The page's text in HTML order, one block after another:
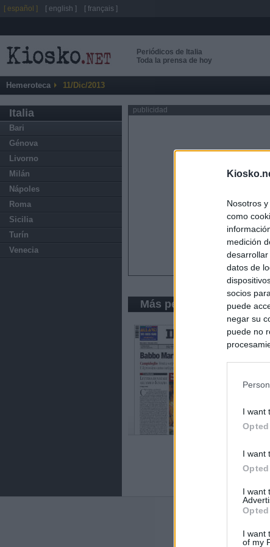
Nosotros
como
medición
datos de
socios
puede
negar su
puede no
I want
I want
I want
I want
of my
Periódicos de Italia
Toda la prensa de hoy
Hemeroteca 11/Dic/2013
Italia
Bari
Génova
Livorno
Milán
Nápoles
Roma
Sicilia
Turín
Venecia
publicidad
Más periódicos de Roma
Últimas
Italia
[ español ] [ english ] [ français ]